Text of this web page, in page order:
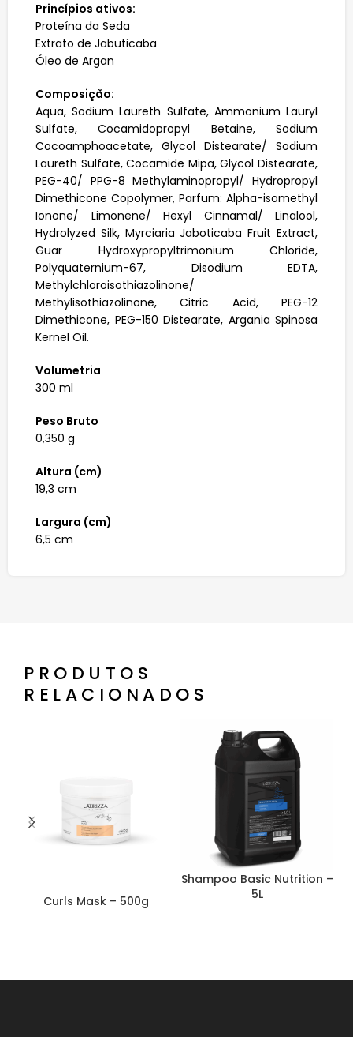
Princípios ativos:
Proteína da Seda
Extrato de Jabuticaba
Óleo de Argan
Composição:
Aqua, Sodium Laureth Sulfate, Ammonium Lauryl
Sulfate, Cocamidopropyl Betaine, Sodium
Cocoamphoacetate, Glycol Distearate/ Sodium
Laureth Sulfate, Cocamide Mipa, Glycol Distearate,
PEG-40/ PPG-8 Methylaminopropyl/ Hydropropyl
Dimethicone Copolymer, Parfum: Alpha-isomethyl
Ionone/ Limonene/ Hexyl Cinnamal/ Linalool,
Hydrolyzed Silk, Myrciaria Jaboticaba Fruit Extract,
Guar Hydroxypropyltrimonium Chloride,
Polyquaternium-67, Disodium EDTA,
Methylchloroisothiazolinone/
Methylisothiazolinone, Citric Acid, PEG-12
Dimethicone, PEG-150 Distearate, Argania Spinosa
Kernel Oil.
Volumetria
300 ml
Peso Bruto
0,350 g
Altura (cm)
19,3 cm
Largura (cm)
6,5 cm
PRODUTOS
RELACIONADOS
Curls Mask – 500g
Shampoo Basic Nutrition –
5L